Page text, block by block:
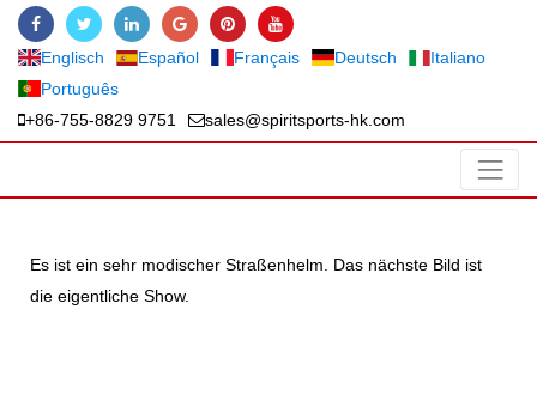
Englisch Español Français Deutsch
Italiano
Português
+86-755-8829 9751
sales@spiritsports-hk.com
Es ist ein sehr modischer Straßenhelm. Das nächste Bild ist
die eigentliche Show.